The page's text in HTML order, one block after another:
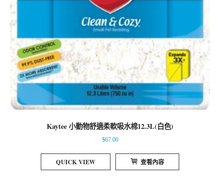
Kaytee 小動物舒適柔軟吸水棉12.3L(白色)
$67.00
QUICK VIEW 查看內容